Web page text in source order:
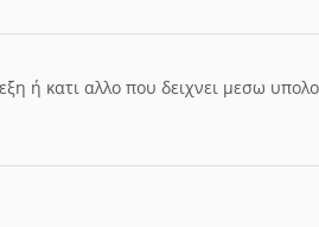
ή κατι αλλο που δειχνει μεσω